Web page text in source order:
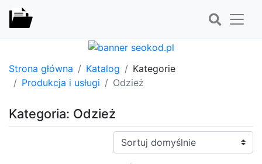
Strona główna Katalog
Kategorie
Produkcja i usługi
Odzież
Kategoria: Odzież
Sortuj: